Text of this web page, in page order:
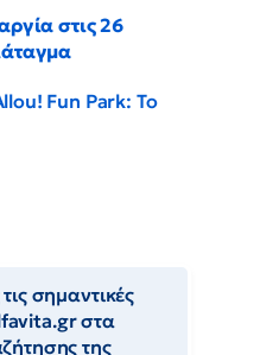
στις 26
Fun Park: Το
σημαντικές
στα
της